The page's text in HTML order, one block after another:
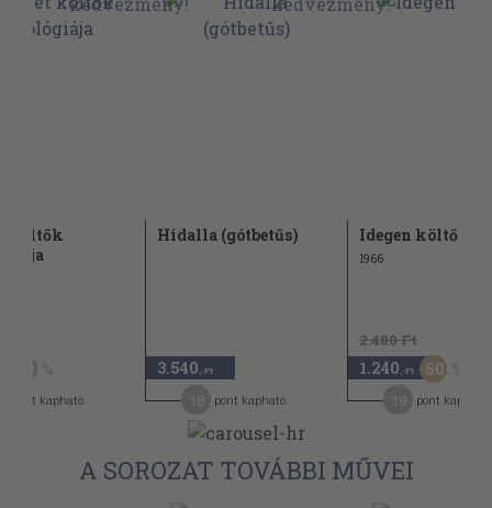
költők
50
pont kapható
Hidalla (gótbetűs)
3.540 ,-Ft
pont kapható
Idegen költők
1966
2.480 Ft
1.240 ,-Ft 50
pont kapható
A SOROZAT TOVÁBBI MŰVEI